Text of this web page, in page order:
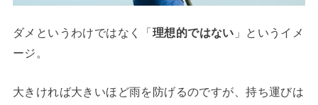
ダメというわけではなく「理想的ではない 」というイメ
ージ。
大きければ大きいほど雨を防げるのですが、持ち運びは